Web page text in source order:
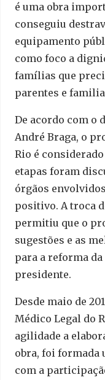
é uma obra
conseguiu
equipamento
como foco a
famílias que
parentes e
De acordo com o
André Braga, o
Rio é considerado
etapas foram
órgãos
positivo. A troca
permitiu que o
sugestões e as
para a reforma
presidente.
Desde maio de
Médico Legal do
agilidade a
obra, foi
com a